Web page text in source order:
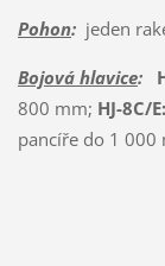
Pohon:jeden
Bojová hlavice:
800 mm; HJ-8C/E:
pancíře do 1 000